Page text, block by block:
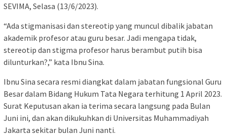
SEVIMA, Selasa (13/6/2023).
“Ada stigmanisasi dan stereotip yang muncul dibalik jabatan
akademik profesor atau guru besar. Jadi mengapa tidak,
stereotip dan stigma profesor harus berambut putih bisa
dilunturkan?,” kata Ibnu Sina.
Ibnu Sina secara resmi diangkat dalam jabatan fungsional Guru
Besar dalam Bidang Hukum Tata Negara terhitung 1 April 2023.
Surat Keputusan akan ia terima secara langsung pada Bulan
Juni ini, dan akan dikukuhkan di Universitas Muhammadiyah
Jakarta sekitar bulan Juni nanti.